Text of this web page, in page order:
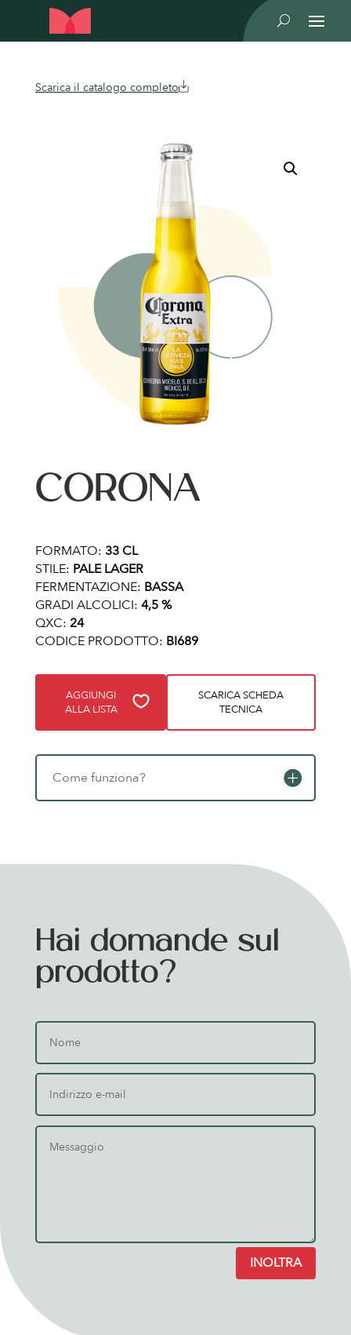
U
Scarica il catalogo completo
CORONA
FORMATO: 33 CL
STILE: PALE LAGER
FERMENTAZIONE: BASSA
GRADI ALCOLICI: 4,5 %
QXC: 24
CODICE PRODOTTO: BI689
AGGIUNGI
ALLA LISTA
SCARICA SCHEDA
TECNICA
Come funziona?
Hai domande sul
prodotto?
INOLTRA